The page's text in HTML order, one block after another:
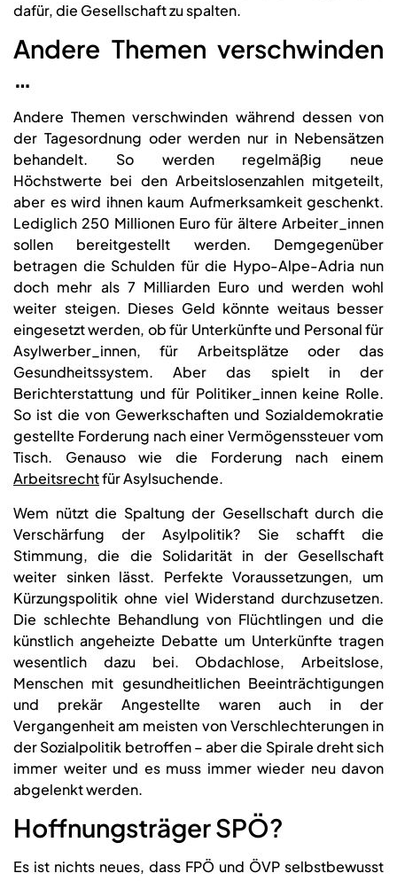
dafür, die Gesellschaft zu spalten.
Andere Themen verschwinden
…
Andere Themen verschwinden während dessen von
der Tagesordnung oder werden nur in Nebensätzen
behandelt. So werden regelmäßig neue
Höchstwerte bei den Arbeitslosenzahlen mitgeteilt,
aber es wird ihnen kaum Aufmerksamkeit geschenkt.
Lediglich 250 Millionen Euro für ältere Arbeiter_innen
sollen bereitgestellt werden. Demgegenüber
betragen die Schulden für die Hypo-Alpe-Adria nun
doch mehr als 7 Milliarden Euro und werden wohl
weiter steigen. Dieses Geld könnte weitaus besser
eingesetzt werden, ob für Unterkünfte und Personal für
Asylwerber_innen, für Arbeitsplätze oder das
Gesundheitssystem. Aber das spielt in der
Berichterstattung und für Politiker_innen keine Rolle.
So ist die von Gewerkschaften und Sozialdemokratie
gestellte Forderung nach einer Vermögenssteuer vom
Tisch. Genauso wie die Forderung nach einem
Arbeitsrechtfür Asylsuchende.
Wem nützt die Spaltung der Gesellschaft durch die
Verschärfung der Asylpolitik? Sie schafft die
Stimmung, die die Solidarität in der Gesellschaft
weiter sinken lässt. Perfekte Voraussetzungen, um
Kürzungspolitik ohne viel Widerstand durchzusetzen.
Die schlechte Behandlung von Flüchtlingen und die
künstlich angeheizte Debatte um Unterkünfte tragen
wesentlich dazu bei. Obdachlose, Arbeitslose,
Menschen mit gesundheitlichen Beeinträchtigungen
und prekär Angestellte waren auch in der
Vergangenheit am meisten von Verschlechterungen in
der Sozialpolitik betroffen – aber die Spirale dreht sich
immer weiter und es muss immer wieder neu davon
abgelenkt werden.
Hoffnungsträger SPÖ?
Es ist nichts neues, dass FPÖ und ÖVP selbstbewusst